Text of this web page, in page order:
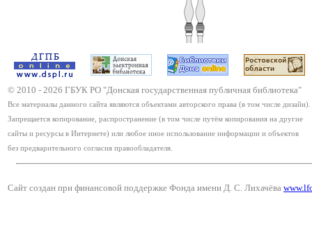
© 2010 - 2026 ГБУК РО "Донская государственная публичная библиотека"
Все материалы данного сайта являются объектами авторского права (в том числе дизайн).
Запрещается копирование, распространение (в том числе путём копирования на другие
сайты и ресурсы в Интернете) или любое иное использование информации и объектов
без предварительного согласия правообладателя.
Сайт создан при финансовой поддержке Фонда имени Д. С. Лихачёва